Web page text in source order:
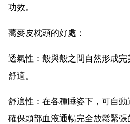
功效。
蕎麥皮枕頭的好處：
透氣性：殼與殼之間自然形成
舒適。
舒適性：在各種睡姿下，可自
確保頭部血液通暢完全放鬆緊張